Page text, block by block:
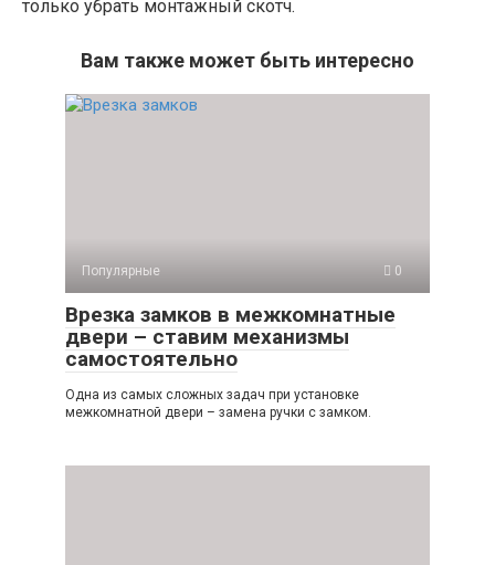
только убрать монтажный скотч.
Вам также может быть интересно
Популярные 0
Врезка замков в межкомнатные
двери – ставим механизмы
самостоятельно
Одна из самых сложных задач при установке
межкомнатной двери – замена ручки с замком.